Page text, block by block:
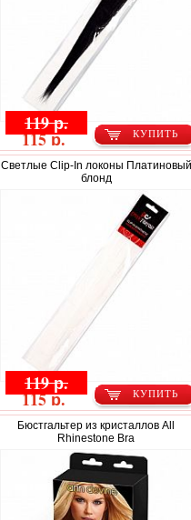
КУПИТЬ
119 р.
115 р.
Светлые Clip-In локоны Платиновый
блонд
КУПИТЬ
119 р.
115 р.
Бюстгальтер из кристаллов All
Rhinestone Bra